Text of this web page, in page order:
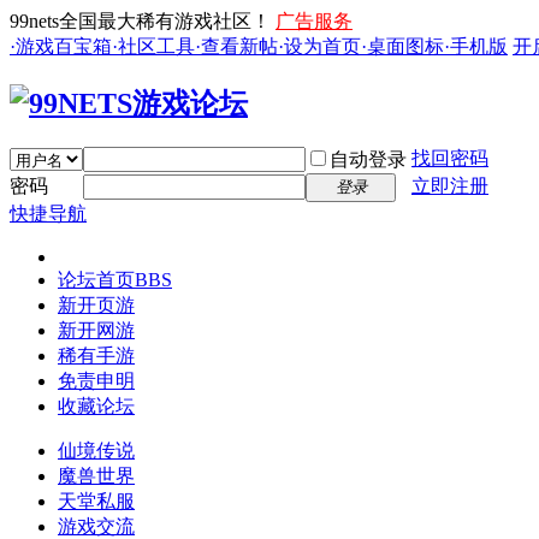
99nets全国最大稀有游戏社区！
广告服务
·游戏百宝箱·社区工具·查看新帖·设为首页·桌面图标·手机版 开
自动登录 找回密码
密码
登录
立即注册
快捷导航
论坛首页BBS
新开页游
新开网游
稀有手游
免责申明
收藏论坛
仙境传说
魔兽世界
天堂私服
游戏交流